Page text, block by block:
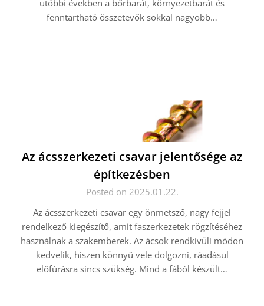
utóbbi években a bőrbarát, környezetbarát és
fenntartható összetevők sokkal nagyobb…
Az ácsszerkezeti csavar jelentősége az
építkezésben
Posted on 2025.01.22.
Az ácsszerkezeti csavar egy önmetsző, nagy fejjel
rendelkező kiegészítő, amit faszerkezetek rögzítéséhez
használnak a szakemberek. Az ácsok rendkívüli módon
kedvelik, hiszen könnyű vele dolgozni, ráadásul
előfúrásra sincs szükség. Mind a fából készült…